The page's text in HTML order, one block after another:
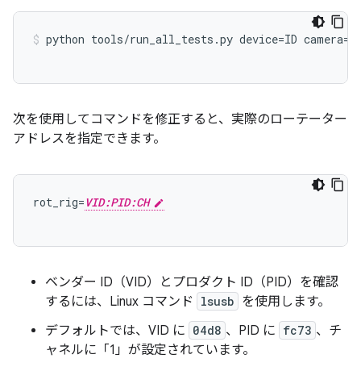
python tools/run_all_tests .py device=ID camera=
次を使用してコマンドを修正すると、実際のローテーター
アドレスを指定できます。
rot_rig=VID:PID:CH
ベンダー ID（VID）とプロダクト ID（PID）を確認
するには、Linux コマンド
lsusb を使用します。
デフォルトでは、VID に 04d8 、PID に fc73 、チ
ャネルに「1」が設定されています。